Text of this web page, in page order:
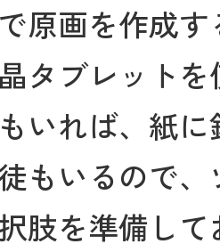
原画を作成す
タブレット
いれば、紙
もいるので
肢を準備し